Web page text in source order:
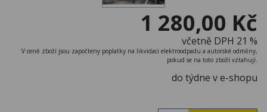
1 280,00 Kč
včetně DPH 21 %
V ceně zboží jsou započteny poplatky na likvidaci elektroodpadu a autorské odměny,
pokud se na toto zboží vztahují.
do týdne v e-shopu